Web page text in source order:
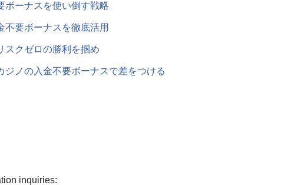
ボーナスを使い倒す戦略
不要ボーナスを徹底活用
スクゼロの勝利を掴め
ノの入金不要ボーナスで差をつける
inquiries: